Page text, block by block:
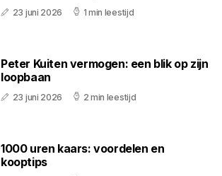
23 juni 2026 1 min leestijd
Peter Kuiten vermogen: een blik op zijn
loopbaan
23 juni 2026 2 min leestijd
1000 uren kaars: voordelen en
kooptips